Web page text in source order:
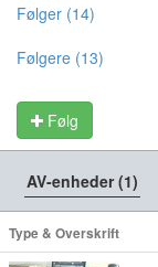
Følger (14)
Følgere (13)
Følg
AV-enheder (1)
Type & Overskrift